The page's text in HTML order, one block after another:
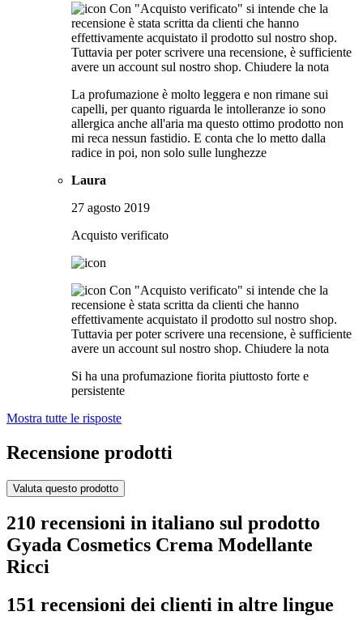
Con "Acquisto verificato" si intende che la
recensione è stata scritta da clienti che hanno
effettivamente acquistato il prodotto sul nostro shop.
Tuttavia per poter scrivere una recensione, è sufficiente
avere un account sul nostro shop. Chiudere la nota
La profumazione è molto leggera e non rimane sui
capelli, per quanto riguarda le intolleranze io sono
allergica anche all'aria ma questo ottimo prodotto non
mi reca nessun fastidio. E conta che lo metto dalla
radice in poi, non solo sulle lunghezze
Laura
27 agosto 2019
Acquisto verificato
Con "Acquisto verificato" si intende che la
recensione è stata scritta da clienti che hanno
effettivamente acquistato il prodotto sul nostro shop.
Tuttavia per poter scrivere una recensione, è sufficiente
avere un account sul nostro shop. Chiudere la nota
Si ha una profumazione fiorita piuttosto forte e
persistente
Mostra tutte le risposte
Recensione prodotti
Valuta questo prodotto
210 recensioni in italiano sul prodotto
Gyada Cosmetics Crema Modellante
Ricci
151 recensioni dei clienti in altre lingue